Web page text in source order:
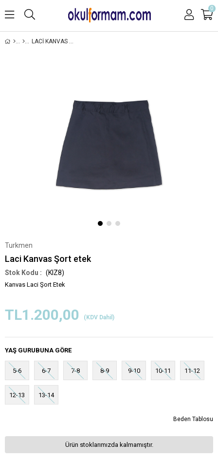
0
LACI KANVAS ŞORT ETEK
Turkmen
Laci Kanvas Şort etek
(KIZ8)
Kanvas Laci Şort Etek
TL1.200,00 (KDV Dahil)
YAŞ GURUBUNA GÖRE
5-6 6-7 7-8 8-9 9-10 10-11 11-12
12-13 13-14
Beden Tablosu
Ürün stoklarımızda kalmamıştır.